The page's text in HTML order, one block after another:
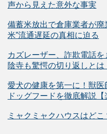
声から見えた意外な事実
備蓄米放出で倉庫業者が
米”流通遅延の真相に迫る
カズレーザー、詐欺電話
陰寺も驚愕の切り返しとは
愛犬の健康を第一に！獣
ドッグフードを徹底解説【
ミャクミャクハウスはど